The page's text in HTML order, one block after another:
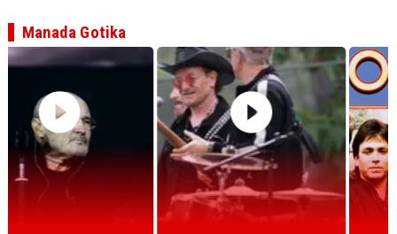
Manada Gotika